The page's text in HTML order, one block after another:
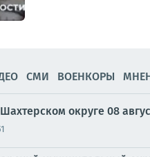
СМИ ВОЕНКОРЫ
округе 08